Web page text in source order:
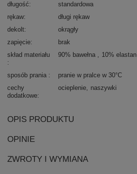
długość
standardowa
rękaw
długi rękaw
dekolt
okrągły
zapięcie
brak
skład materiału
90% bawełna 10% elastan
sposób prania
pranie w pralce w 30°C
cechy
dodatkowe
ocieplenie naszywki
OPIS PRODUKTU
OPINIE
ZWROTY I WYMIANA